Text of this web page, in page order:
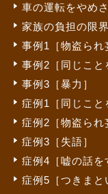
車の運転をやめ
家族の負担の限界
事例1［物盗られ
事例2［同じこと
事例3［暴力］
症例1［同じこと
症例2［物盗られ
症例3［失語］
症例4［嘘の話を
症例5［つきまと